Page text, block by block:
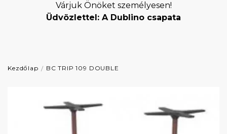
Várjuk Önöket személyesen!
Üdvözlettel: A Dublino csapata
Kezdőlap BC TRIP 109 DOUBLE